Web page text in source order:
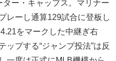
ー・キャップス。マリナー
レーし通算129試合に登板し
をマークした中継ぎ右
ップする“ジャンプ投法”は反